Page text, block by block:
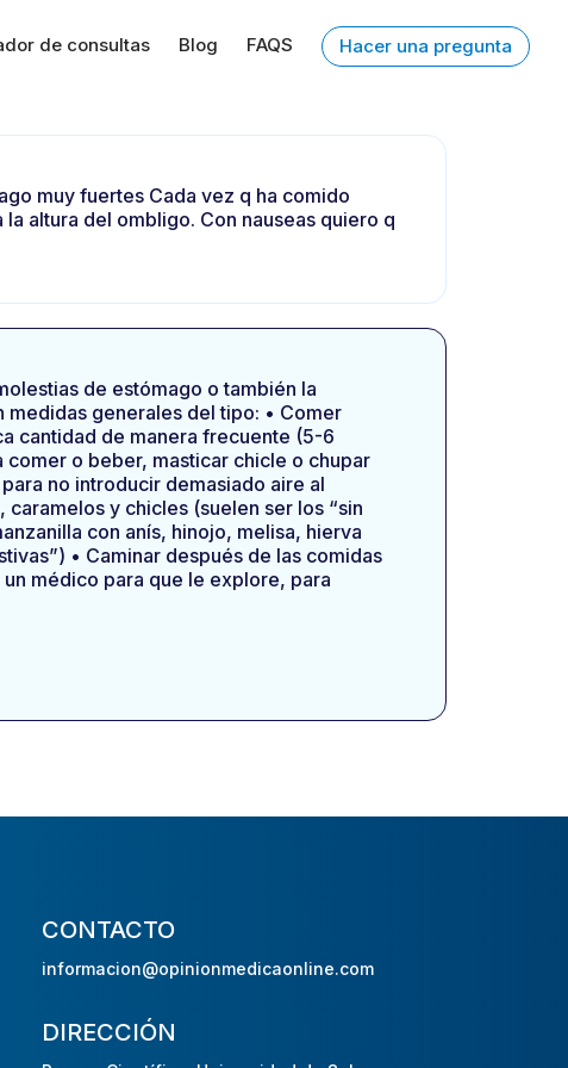
de consultas Blog FAQS Hacer una pregunta
muy fuertes Cada vez q ha comido
altura del ombligo. Con nauseas quiero q
de estómago o también la
medidas generales del tipo: • Comer
cantidad de manera frecuente (5-6
o beber, masticar chicle o chupar
no introducir demasiado aire al
y chicles (suelen ser los “sin
con anís, hinojo, melisa, hierva
• Caminar después de las comidas
médico para que le explore, para
CONTACTO
informacion@opinionmedicaonline.com
DIRECCIÓN